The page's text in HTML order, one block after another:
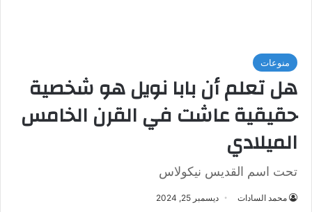
منوعات
هل تعلم أن بابا نويل هو شخصية
حقيقية عاشت في القرن الخامس
الميلادي
تحت اسم القديس نيكولاس
محمد السادات ديسمبر 25, 2024